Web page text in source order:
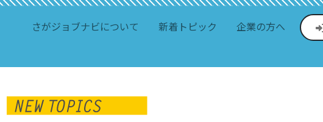
さがジョブナビについて 新着トピック 企業の方へ